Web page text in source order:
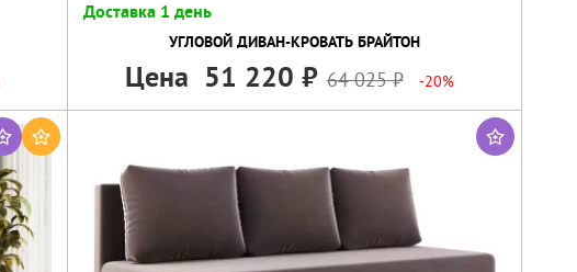
Доставка 1 день
УГЛОВОЙ ДИВАН-КРОВАТЬ БРАЙТОН
Цена 51 220 64 025 -20%